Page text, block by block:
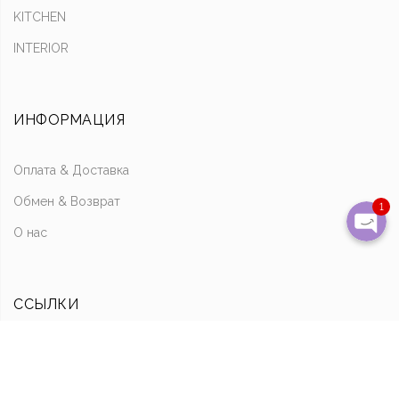
KITCHEN
INTERIOR
ИНФОРМАЦИЯ
Оплата & Доставка
Обмен & Возврат
О нас
ССЫЛКИ
1